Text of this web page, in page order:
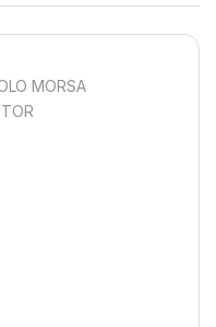
MORSA